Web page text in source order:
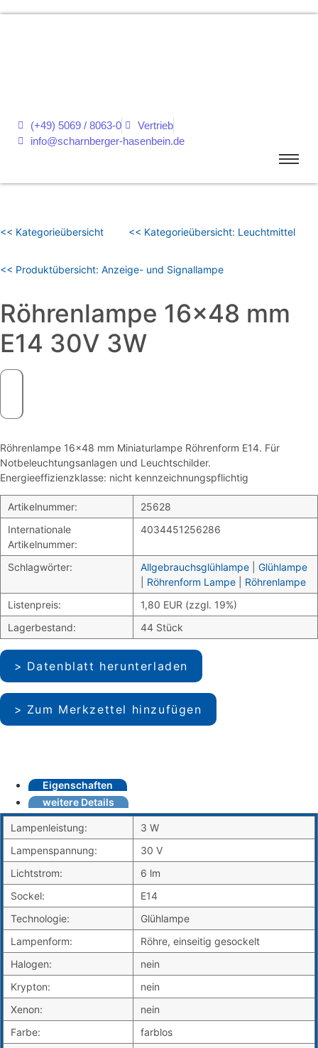
(+49) 5069 / 8063-0
Vertrieb
info@scharnberger-hasenbein.de
<< Kategorieübersicht << Kategorieübersicht: Leuchtmittel
<< Produktübersicht: Anzeige- und Signallampe
Röhrenlampe 16×48 mm
E14 30V 3W
Röhrenlampe 16×48 mm Miniaturlampe Röhrenform E14. Für
Notbeleuchtungsanlagen und Leuchtschilder.
Energieeffizienzklasse: nicht kennzeichnungspflichtig
Artikelnummer:
25628
Internationale
Artikelnummer:
4034451256286
Schlagwörter: Allgebrauchsglühlampe
Glühlampe
Röhrenform Lampe
Röhrenlampe
Listenpreis:
1,80 EUR (zzgl. 19%)
Lagerbestand:
44 Stück
Datenblatt herunterladen
Zum Merkzettel hinzufügen
Eigenschaften
weitere Details
Lampenleistung:
3 W
Lampenspannung:
30 V
Lichtstrom:
6 lm
Sockel:
E14
Technologie:
Glühlampe
Lampenform:
Röhre, einseitig gesockelt
Halogen:
nein
Krypton:
nein
Xenon:
nein
Farbe:
farblos